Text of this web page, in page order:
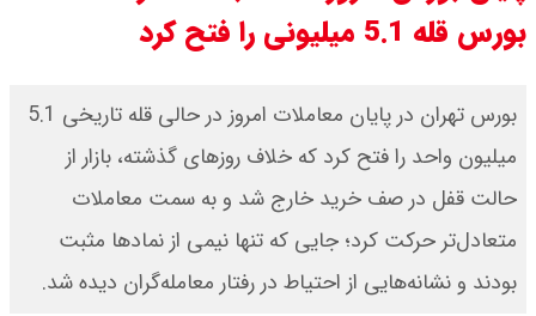
بورس قله 5.1 میلیونی را فتح کرد
بورس تهران در پایان معاملات امروز در حالی قله تاریخی 5.1
میلیون واحد را فتح کرد که خلاف روزهای گذشته، بازار از
حالت قفل در صف خرید خارج شد و به سمت معاملات
متعادل‌تر حرکت کرد؛ جایی که تنها نیمی از نمادها مثبت
بودند و نشانه‌هایی از احتیاط در رفتار معامله‌گران دیده شد.